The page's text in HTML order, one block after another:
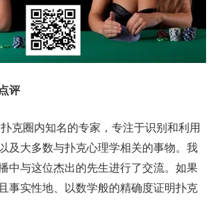
评
克圈内知名的专家，专注于识别和利用
及大多数与扑克心理学相关的事物。我
中与这位杰出的先生进行了交流。如果
事实性地、以数学般的精确度证明扑克